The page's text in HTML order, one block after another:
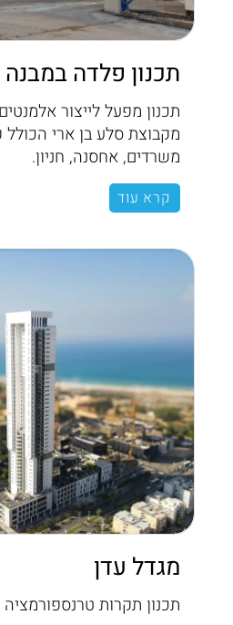
תכנון פלדה
תכנון מפעל לייצור
מקבוצת סלע בן ארי הכולל
משרדים, אחסנה, חניון.
קרא עוד
מגדל עדן
תכנון תקרות טרנספורמציה